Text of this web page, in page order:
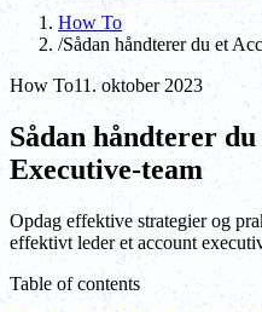
How To
/Sådan håndterer du et
How To11. oktober 2023
Sådan håndterer
Executive-team
Opdag effektive strategier og
effektivt leder et account
Table of contents